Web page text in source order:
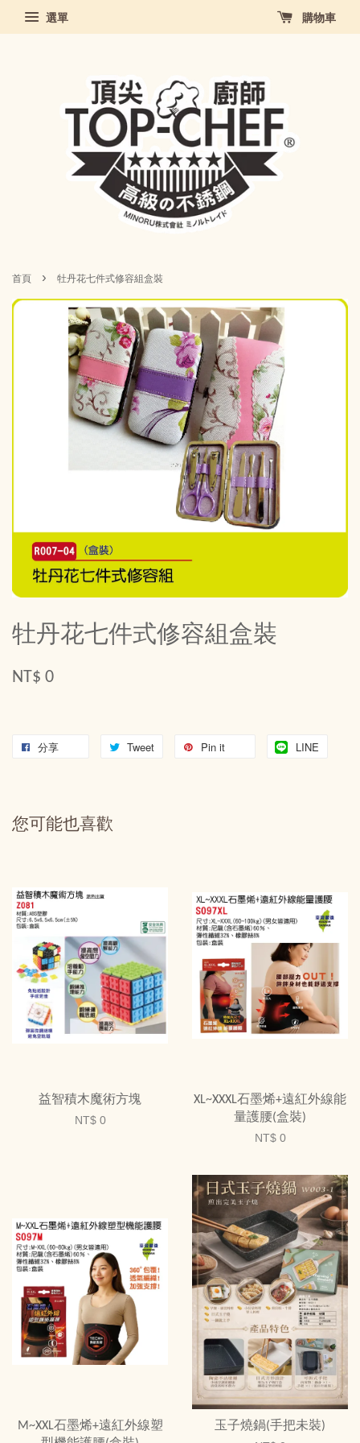
選單 購物車
首頁 › 牡丹花七件式修容組盒裝
牡丹花七件式修容組盒裝
NT$ 0
分享 Tweet Pin it LINE
您可能也喜歡
益智積木魔術方塊
NT$ 0
XL~XXXL石墨烯+遠紅外線能
量護腰(盒裝)
NT$ 0
M~XXL石墨烯+遠紅外線塑
玉子燒鍋(手把未裝)